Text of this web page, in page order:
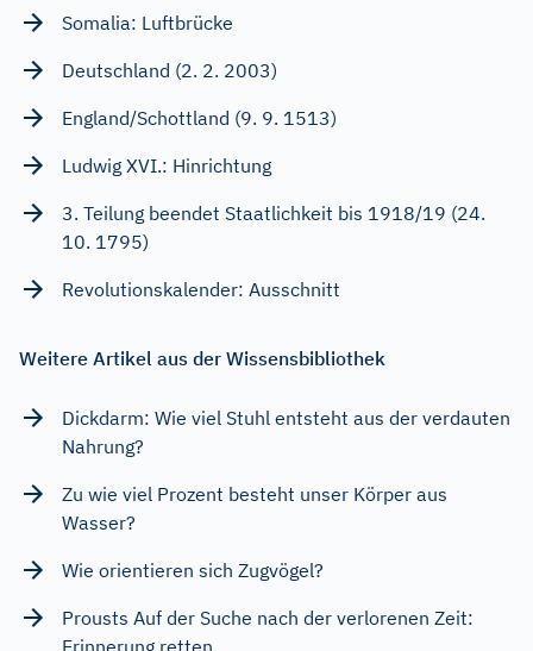
Somalia: Luftbrücke
Deutschland (2. 2. 2003)
England/Schottland (9. 9. 1513)
Ludwig XVI.: Hinrichtung
3. Teilung beendet Staatlichkeit bis 1918/19 (24.
10. 1795)
Revolutionskalender: Ausschnitt
Weitere Artikel aus der Wissensbibliothek
Dickdarm: Wie viel Stuhl entsteht aus der verdauten
Nahrung?
Zu wie viel Prozent besteht unser Körper aus
Wasser?
Wie orientieren sich Zugvögel?
Prousts Auf der Suche nach der verlorenen Zeit:
Erinnerung retten